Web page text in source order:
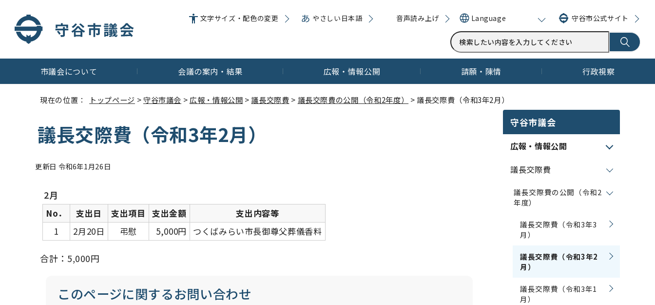
文字サイズ・配色の変更 やさしい日本語 音声読み上げ Language 守谷市公式サイト
市議会について 会議の案内・結果 広報・情報公開 請願・陳情 行政視察
現在の位置： トップページ >守谷市議会 > 広報・情報公開 > 議長交際費 > 議長交際費の公開（令和2年度） > 議長交際費（令和3年2月）
議長交際費（令和3年2月）
更新日 令和6年1月26日
2月
No． 支出日 支出項目 支出金額
支出内容等
1
2月20日 弔慰 5,000円 つくばみらい市長御尊父葬儀香料
合計：5,000円
このページに関するお問い合わせ
守谷市議会
広報・情報公開
議長交際費
議長交際費の公開（令和2
年度）
議長交際費（令和3年3
月）
議長交際費（令和3年2
月）
議長交際費（令和3年1
月）